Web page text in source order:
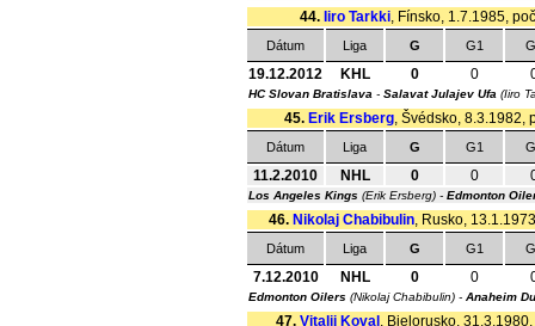
44. Iiro Tarkki, Fínsko, 1.7.1985,
Dátum Liga G G1
19.12.2012 KHL 0 0
HC Slovan Bratislava - Salavat Julajev Ufa (Iiro
45. Erik Ersberg, Švédsko, 8.3.1982,
Dátum Liga G G1
11.2.2010 NHL 0 0
Los Angeles Kings (Erik Ersberg) - Edmonton
46. Nikolaj Chabibulin, Rusko,
Dátum Liga G G1
7.12.2010 NHL 0 0
Edmonton Oilers (Nikolaj Chabibulin) - Anaheim
47. Vitalij Koval , Bielorusko,